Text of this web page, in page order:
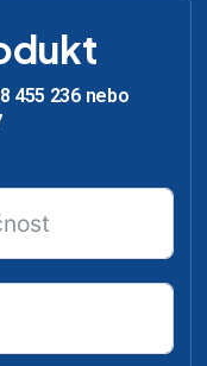
455 236 nebo